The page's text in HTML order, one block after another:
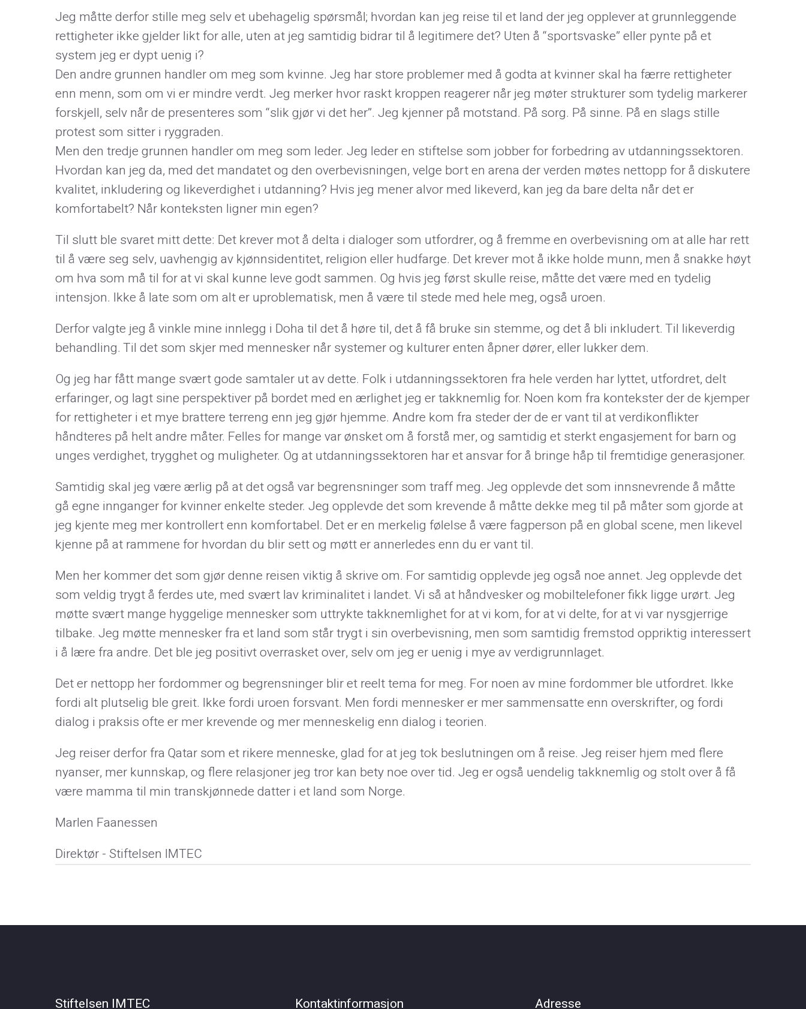
Jeg måtte derfor stille meg selv et ubehagelig spørsmål; hvordan kan jeg reise til et land der jeg opplever at grunnleggende
rettigheter ikke gjelder likt for alle, uten at jeg samtidig bidrar til å legitimere det? Uten å “sportsvaske” eller pynte på et
system jeg er dypt uenig i?
Den andre grunnen handler om meg som kvinne. Jeg har store problemer med å godta at kvinner skal ha færre rettigheter
enn menn, som om vi er mindre verdt. Jeg merker hvor raskt kroppen reagerer når jeg møter strukturer som tydelig markerer
forskjell, selv når de presenteres som “slik gjør vi det her”. Jeg kjenner på motstand. På sorg. På sinne. På en slags stille
protest som sitter i ryggraden.
Men den tredje grunnen handler om meg som leder. Jeg leder en stiftelse som jobber for forbedring av utdanningssektoren.
Hvordan kan jeg da, med det mandatet og den overbevisningen, velge bort en arena der verden møtes nettopp for å diskutere
kvalitet, inkludering og likeverdighet i utdanning? Hvis jeg mener alvor med likeverd, kan jeg da bare delta når det er
komfortabelt? Når konteksten ligner min egen?
Til slutt ble svaret mitt dette: Det krever mot å delta i dialoger som utfordrer, og å fremme en overbevisning om at alle har rett
til å være seg selv, uavhengig av kjønnsidentitet, religion eller hudfarge. Det krever mot å ikke holde munn, men å snakke høyt
om hva som må til for at vi skal kunne leve godt sammen. Og hvis jeg først skulle reise, måtte det være med en tydelig
intensjon. Ikke å late som om alt er uproblematisk, men å være til stede med hele meg, også uroen.
Derfor valgte jeg å vinkle mine innlegg i Doha til det å høre til, det å få bruke sin stemme, og det å bli inkludert. Til likeverdig
behandling. Til det som skjer med mennesker når systemer og kulturer enten åpner dører, eller lukker dem.
Og jeg har fått mange svært gode samtaler ut av dette. Folk i utdanningssektoren fra hele verden har lyttet, utfordret, delt
erfaringer, og lagt sine perspektiver på bordet med en ærlighet jeg er takknemlig for. Noen kom fra kontekster der de kjemper
for rettigheter i et mye brattere terreng enn jeg gjør hjemme. Andre kom fra steder der de er vant til at verdikonflikter
håndteres på helt andre måter. Felles for mange var ønsket om å forstå mer, og samtidig et sterkt engasjement for barn og
unges verdighet, trygghet og muligheter. Og at utdanningssektoren har et ansvar for å bringe håp til fremtidige generasjoner.
Samtidig skal jeg være ærlig på at det også var begrensninger som traff meg. Jeg opplevde det som innsnevrende å måtte
gå egne innganger for kvinner enkelte steder. Jeg opplevde det som krevende å måtte dekke meg til på måter som gjorde at
jeg kjente meg mer kontrollert enn komfortabel. Det er en merkelig følelse å være fagperson på en global scene, men likevel
kjenne på at rammene for hvordan du blir sett og møtt er annerledes enn du er vant til.
Men her kommer det som gjør denne reisen viktig å skrive om. For samtidig opplevde jeg også noe annet. Jeg opplevde det
som veldig trygt å ferdes ute, med svært lav kriminalitet i landet. Vi så at håndvesker og mobiltelefoner fikk ligge urørt. Jeg
møtte svært mange hyggelige mennesker som uttrykte takknemlighet for at vi kom, for at vi delte, for at vi var nysgjerrige
tilbake. Jeg møtte mennesker fra et land som står trygt i sin overbevisning, men som samtidig fremstod oppriktig interessert
i å lære fra andre. Det ble jeg positivt overrasket over, selv om jeg er uenig i mye av verdigrunnlaget.
Det er nettopp her fordommer og begrensninger blir et reelt tema for meg. For noen av mine fordommer ble utfordret. Ikke
fordi alt plutselig ble greit. Ikke fordi uroen forsvant. Men fordi mennesker er mer sammensatte enn overskrifter, og fordi
dialog i praksis ofte er mer krevende og mer menneskelig enn dialog i teorien.
Jeg reiser derfor fra Qatar som et rikere menneske, glad for at jeg tok beslutningen om å reise. Jeg reiser hjem med flere
nyanser, mer kunnskap, og flere relasjoner jeg tror kan bety noe over tid. Jeg er også uendelig takknemlig og stolt over å få
være mamma til min transkjønnede datter i et land som Norge.
Marlen Faanessen
Direktør - Stiftelsen IMTEC
Stiftelsen IMTEC Kontaktinformasjon Adresse